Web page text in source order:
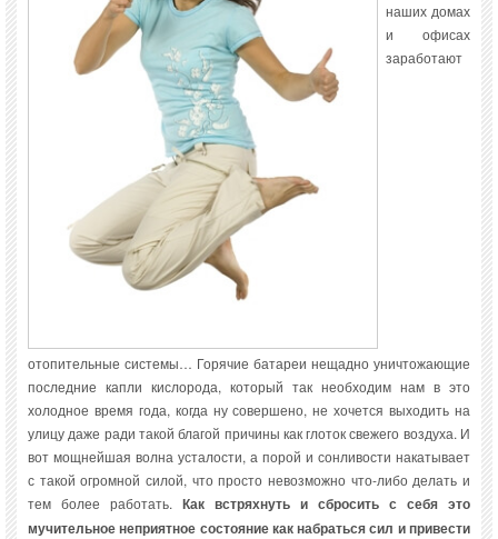
наших домах
и офисах
заработают
отопительные системы… Горячие батареи нещадно уничтожающие
последние капли кислорода, который так необходим нам в это
холодное время года, когда ну совершено, не хочется выходить на
улицу даже ради такой благой причины как глоток свежего воздуха. И
вот мощнейшая волна усталости, а порой и сонливости накатывает
с такой огромной силой, что просто невозможно что-либо делать и
тем более работать. Как встряхнуть и сбросить с себя это
мучительное неприятное состояние как набраться сил и привести